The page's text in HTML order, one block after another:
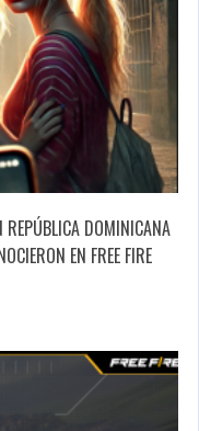
REPÚBLICA DOMINICANA
EN FREE FIRE